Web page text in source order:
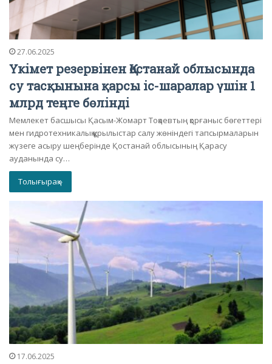
27.06.2025
Үкімет резервінен Қостанай облысында
су тасқынына қарсы іс-шаралар үшін 1
млрд теңге бөлінді
Мемлекет басшысы Қасым-Жомарт Тоқаевтың қорғаныс бөгеттері
мен гидротехникалық құрылыстар салу жөніндегі тапсырмаларын
жүзеге асыру шеңберінде Қостанай облысының Қарасу
ауданында су…
Толығырақ »
17.06.2025